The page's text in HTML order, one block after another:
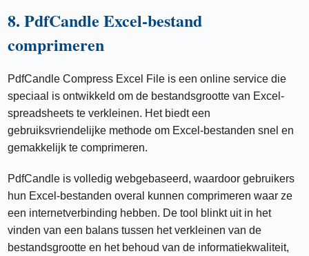
8. PdfCandle Excel-bestand
comprimeren
PdfCandle Compress Excel File is een online service die
speciaal is ontwikkeld om de bestandsgrootte van Excel-
spreadsheets te verkleinen. Het biedt een
gebruiksvriendelijke methode om Excel-bestanden snel en
gemakkelijk te comprimeren.
PdfCandle is volledig webgebaseerd, waardoor gebruikers
hun Excel-bestanden overal kunnen comprimeren waar ze
een internetverbinding hebben. De tool blinkt uit in het
vinden van een balans tussen het verkleinen van de
bestandsgrootte en het behoud van de informatiekwaliteit,